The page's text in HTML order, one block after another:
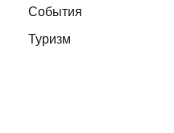
События
Туризм